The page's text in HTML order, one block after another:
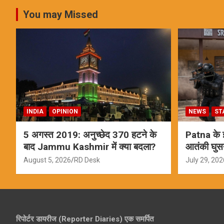
You may Missed
INDIA OPINION
5 अगस्त 2019: अनुच्छेद 370 हटने के
बाद Jammu Kashmir में क्या बदला?
August 5, 2026 RD Desk
NEWS
Patna के
आतंकी
ऑपरेशन;
July 29,
रिपोर्टर डायरीज (Reporter Diaries) एक समर्पित